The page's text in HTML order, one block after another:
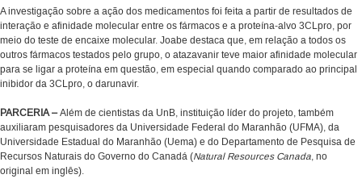
A investigação sobre a ação dos medicamentos foi feita a partir de resultados de
interação e afinidade molecular entre os fármacos e a proteína-alvo 3CLpro, por
meio do teste de encaixe molecular. Joabe destaca que, em relação a todos os
outros fármacos testados pelo grupo, o atazavanir teve maior afinidade molecular
para se ligar a proteína em questão, em especial quando comparado ao principal
inibidor da 3CLpro, o darunavir.
PARCERIA –Além de cientistas da UnB, instituição líder do projeto, também
auxiliaram pesquisadores da Universidade Federal do Maranhão (UFMA), da
Universidade Estadual do Maranhão (Uema) e do Departamento de Pesquisa de
Recursos Naturais do Governo do Canadá (Natural Resources Canada, no
original em inglês).